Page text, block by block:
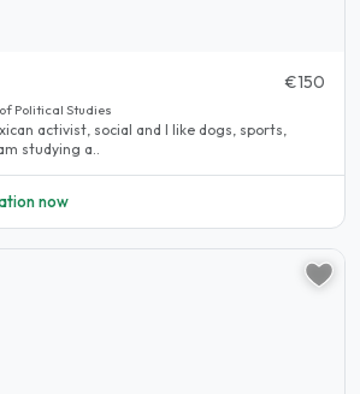
€150
Political Studies
activist, social and I like dogs, sports,
activities. I am studying a..
now